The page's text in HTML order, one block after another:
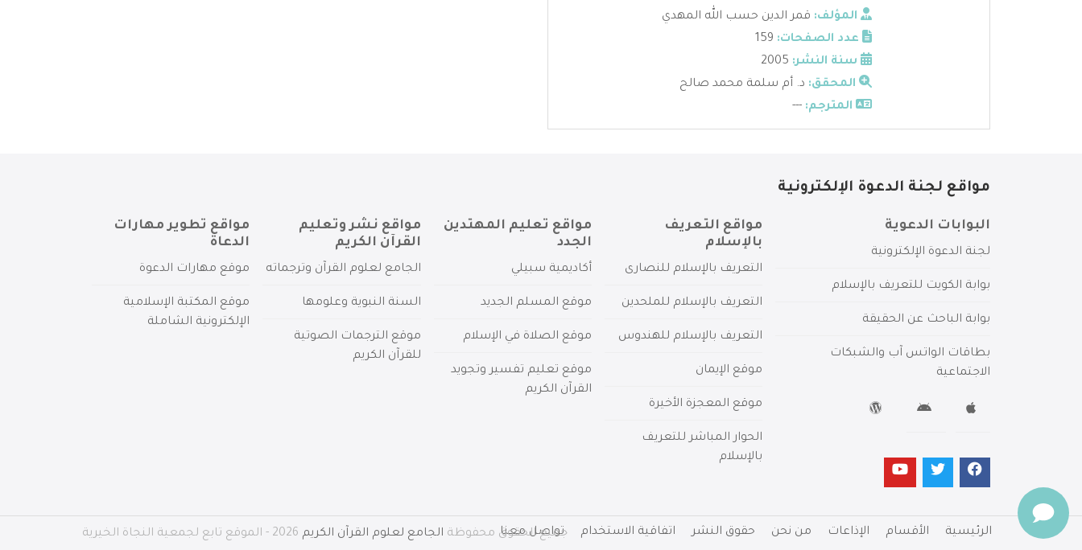
المؤلف: قمر الدين حسب الله المهدي
عدد الصفحات:
سنة النشر:
المحقق: د. أم سلمة محمد صالح
المترجم: ---
مواقع لجنة الدعوة الإلكترونية
البوابات الدعوية
لجنة الدعوة الإلكترونية
بوابة الكويت للتعريف بالإسلام
بوابة الباحث عن الحقيقة
بطاقات الواتس آب والشبكات
الاجتماعية
مواقع التعريف
بالإسلام
التعريف بالإسلام للنصارى
التعريف بالإسلام للملحدين
التعريف بالإسلام للهندوس
موقع الإيمان
موقع المعجزة الأخيرة
الحوار المباشر للتعريف
بالإسلام
مواقع تعليم المهتدين
الجدد
أكاديمية سبيلي
موقع المسلم الجديد
موقع الصلاة في الإسلام
موقع تعليم تفسير وتجويد
القرآن الكريم
مواقع نشر وتعليم
القرآن الكريم
الجامع لعلوم القرآن وترجماته
السنة النبوية وعلومها
موقع الترجمات الصوتية
للقرآن الكريم
مواقع تطوير مهارات
الدعاة
موقع مهارات الدعوة
موقع المكتبة الإسلامية
الإلكترونية الشاملة
الرئيسية الأقسام الإذاعات من نحن حقوق النشر اتفاقية الاستخدام تواصل معنا
جميع الحقوق محفوظة الجامع لعلوم القرآن الكريم